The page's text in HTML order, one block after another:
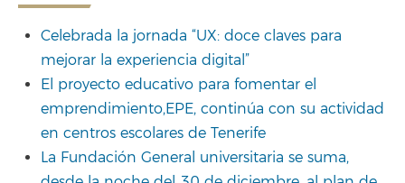
Celebrada la jornada “UX: doce claves para
mejorar la experiencia digital”
El proyecto educativo para fomentar el
emprendimiento,EPE, continúa con su actividad
en centros escolares de Tenerife
La Fundación General universitaria se suma,